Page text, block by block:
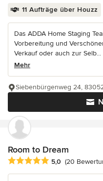
11 Aufträge über Houzz
Das ADDA Home Staging
Vorbereitung und
Verkauf oder auch zur Selb...
Mehr
Siebenbürgenweg 24,
Room to Dream
Durchschnittliche
5,0 (20